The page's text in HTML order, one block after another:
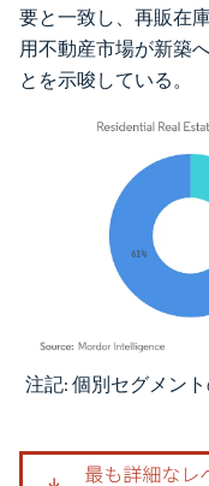
要と一致し、再販在
用不動産市場が新築
とを示唆している。
画像 © Mordor Intelligence
注記: 個別セグメン